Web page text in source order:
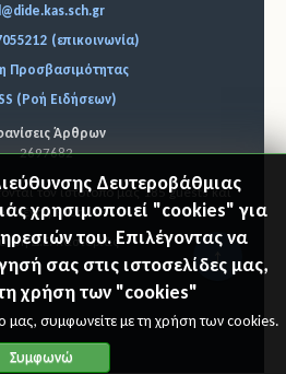
(επικοινωνία)
Προσβασιμότητας
(Ροή Ειδήσεων)
Άρθρων
2697682
τον ιστότοπό μας 185 guests και
κανένα μέλος
Δευτεροβάθμιας
χρησιμοποιεί "cookies" για
του. Επιλέγοντας να
σας στις ιστοσελίδες μας,
χρήση των "cookies"
μας, συμφωνείτε με τη χρήση των cookies.
Συμφωνώ
"Επιστ
Δ.Ε. Καστοριάς